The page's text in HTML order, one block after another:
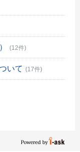
(12件)
いて (17件)